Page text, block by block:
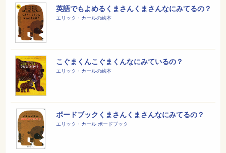
英語でもよめるくまさんくまさんなにみてるの？
エリック・カールの絵本
こぐまくんこぐまくんなにみているの？
エリック・カールの絵本
ボードブックくまさんくまさんなにみてるの？
エリック・カール ボードブック